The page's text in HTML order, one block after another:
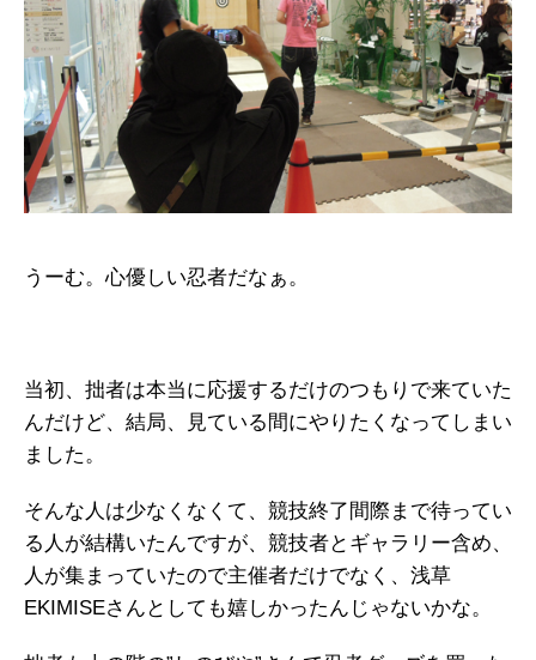
うーむ。心優しい忍者だなぁ。
当初、拙者は本当に応援するだけのつもりで来ていた
んだけど、結局、見ている間にやりたくなってしまい
ました。
そんな人は少なくなくて、競技終了間際まで待ってい
る人が結構いたんですが、競技者とギャラリー含め、
人が集まっていたので主催者だけでなく、浅草
EKIMISEさんとしても嬉しかったんじゃないかな。